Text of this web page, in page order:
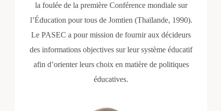
la foulée de la première Conférence mondiale sur
l’Éducation pour tous de Jomtien (Thaïlande, 1990).
Le PASEC a pour mission de fournir aux décideurs
des informations objectives sur leur système éducatif
afin d’orienter leurs choix en matière de politiques
éducatives.